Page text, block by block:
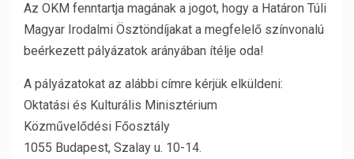
Az OKM fenntartja magának a jogot, hogy a Határon Túli
Magyar Irodalmi Ösztöndíjakat a megfelelő színvonalú
beérkezett pályázatok arányában ítélje oda!
A pályázatokat az alábbi címre kérjük elküldeni:
Oktatási és Kulturális Minisztérium
Közművelődési Főosztály
1055 Budapest, Szalay u. 10-14.